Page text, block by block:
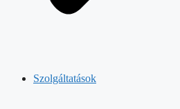
Szolgáltatások